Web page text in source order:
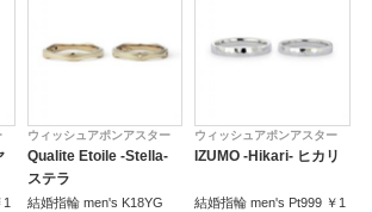
イヤモンドを含む価格になります。
ウィッシュアポンアスター
Qualite Etoile -Stella-
ステラ
結婚指輪 men's K18YG
ウィッシュアポンアスター
IZUMO -Hikari- ヒカリ
結婚指輪 men's Pt999 ￥1